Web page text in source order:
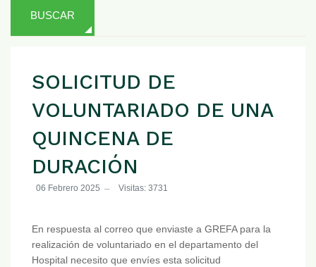
BUSCAR
SOLICITUD DE
VOLUNTARIADO DE UNA
QUINCENA DE
DURACIÓN
06 Febrero 2025 Visitas: 3731
En respuesta al correo que enviaste a GREFA para la
realización de voluntariado en el departamento del
Hospital necesito que envíes esta solicitud